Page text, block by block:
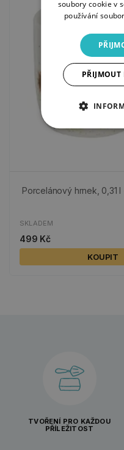
Porcelánový hrnek, 0,31
SKLADEM
499 Kč
KOUPIT
TVOŘENÍ PRO KAŽDOU
PŘÍLEŽITOST
soubory cookie v
používání
PŘIJMOUT